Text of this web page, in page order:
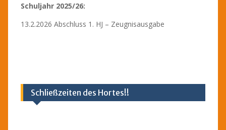
Schuljahr 2025/26:
13.2.2026 Abschluss 1. HJ – Zeugnisausgabe
Schließzeiten des Hortes!!